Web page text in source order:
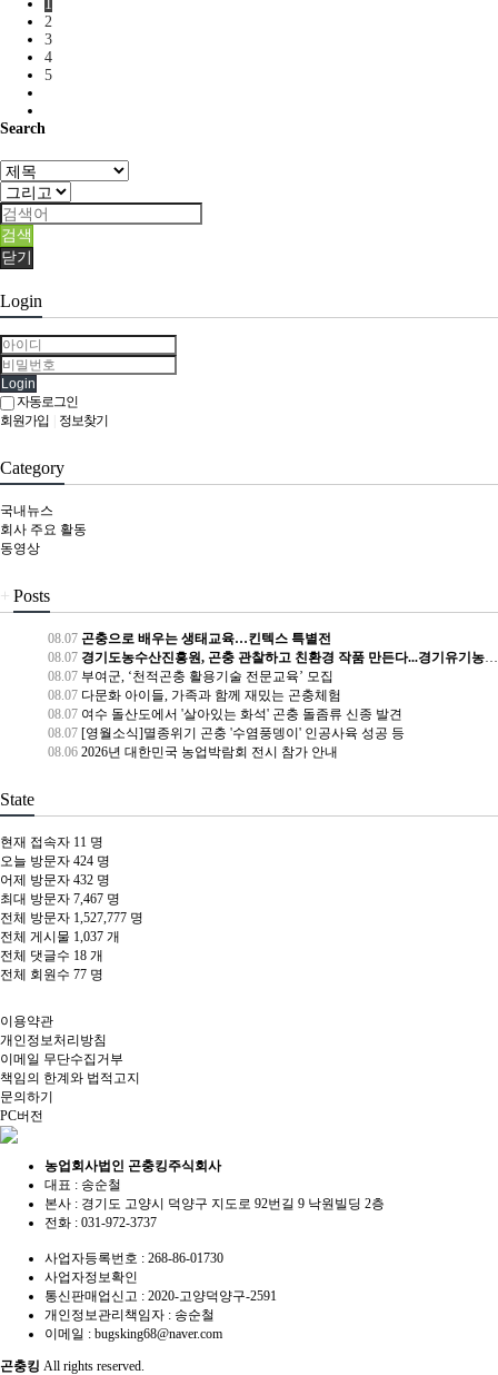
2
3
4
5
Search
검색
닫기
Login
Login
자동로그인
회원가입
정보찾기
Category
국내뉴스
회사 주요 활동
동영상
+ Posts
08.07 곤충으로 배우는 생태교육…킨텍스 특별전
08.07 경기도농수산진흥원, 곤충 관찰하고 친환경 작품 만든다...경기유기농센터 방학 프로그램
08.07 부여군, ‘천적곤충 활용기술 전문교육’ 모집
08.07 다문화 아이들, 가족과 함께 재밌는 곤충체험
08.07 여수 돌산도에서 '살아있는 화석' 곤충 돌좀류 신종 발견
08.07 [영월소식]멸종위기 곤충 '수염풍뎅이' 인공사육 성공 등
08.06 2026년 대한민국 농업박람회 전시 참가 안내
State
현재 접속자 11 명
오늘 방문자 424 명
어제 방문자 432 명
최대 방문자 7,467 명
전체 방문자 1,527,777 명
전체 게시물 1,037 개
전체 댓글수 18 개
전체 회원수 77 명
이용약관
개인정보처리방침
이메일 무단수집거부
책임의 한계와 법적고지
문의하기
PC버전
농업회사법인 곤충킹주식회사
대표 : 송순철
본사 : 경기도 고양시 덕양구 지도로 92번길 9 낙원빌딩 2층
전화 : 031-972-3737
사업자등록번호 : 268-86-01730
사업자정보확인
통신판매업신고 : 2020-고양덕양구-2591
개인정보관리책임자 : 송순철
이메일 : bugsking68@naver.com
곤충킹 All rights reserved.